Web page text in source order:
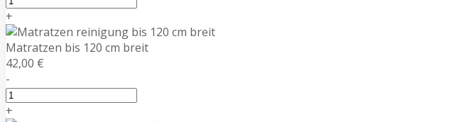
+
Matratzen bis 120 cm breit
42,00 €
-
+